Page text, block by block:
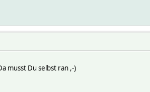
musst Du selbst ran ,-)